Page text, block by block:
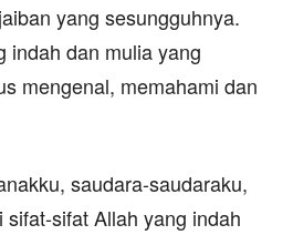
yang sesungguhnya.
indah dan mulia yang
mengenal, memahami dan
saudara-saudaraku,
sifat Allah yang indah